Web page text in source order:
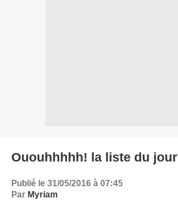
Ououhhhhh! la liste du
Publié le 31/05/2016 à 07:45
Par Myriam